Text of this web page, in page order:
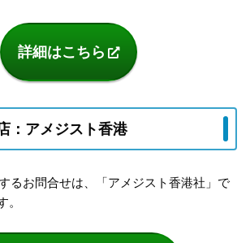
詳細はこちら
：アメジスト香港
るお問合せは、「アメジスト香港社」で
。